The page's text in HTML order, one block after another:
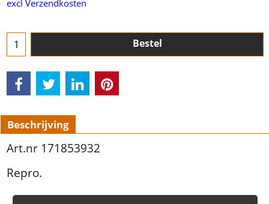
excl Verzendkosten
Bestel
Beschrijving
Art.nr 171853932
Repro.